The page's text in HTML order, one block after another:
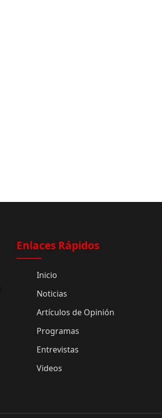
Enlaces Rápidos
Inicio
Noticias
Artículos de Opinión
Programas
Entrevistas
Videos